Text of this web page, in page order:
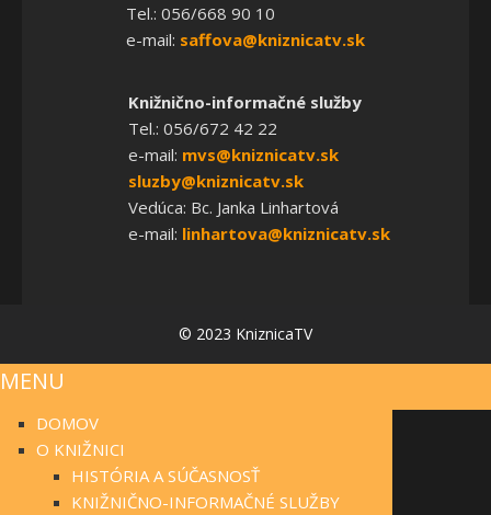
Tel.: 056/668 90 10
e-mail: saffova@kniznicatv.sk
Knižnično-informačné služby
Tel.: 056/672 42 22
e-mail: mvs@kniznicatv.sk
sluzby@kniznicatv.sk
Vedúca: Bc. Janka Linhartová
e-mail: linhartova@kniznicatv.sk
© 2023 KniznicaTV
MENU
DOMOV
O KNIŽNICI
HISTÓRIA A SÚČASNOSŤ
KNIŽNIČNO-INFORMAČNÉ SLUŽBY